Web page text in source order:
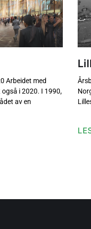
Arbeidet med
i 2020. I 1990,
av en